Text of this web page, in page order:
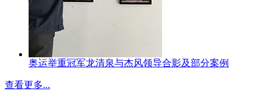
奥运举重冠军龙清泉与杰风领导合影及部分案例
查看更多...